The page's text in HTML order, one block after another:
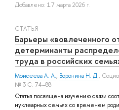
Добавлено: 17 марта 2026 г.
СТАТЬЯ
Барьеры «вовлеченного
детерминанты
труда в российских
Моисеева А. А., Воронина Н. Д.,
№ 3 С. 74–88
Статья посвящена изучению связи
нуклеарных семьях со временем